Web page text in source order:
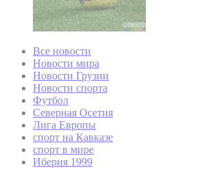
Все новости
Новости мира
Новости Грузии
Новости спорта
Футбол
Северная Осетия
Лига Европы
спорт на Кавказе
спорт в мире
Иберия 1999